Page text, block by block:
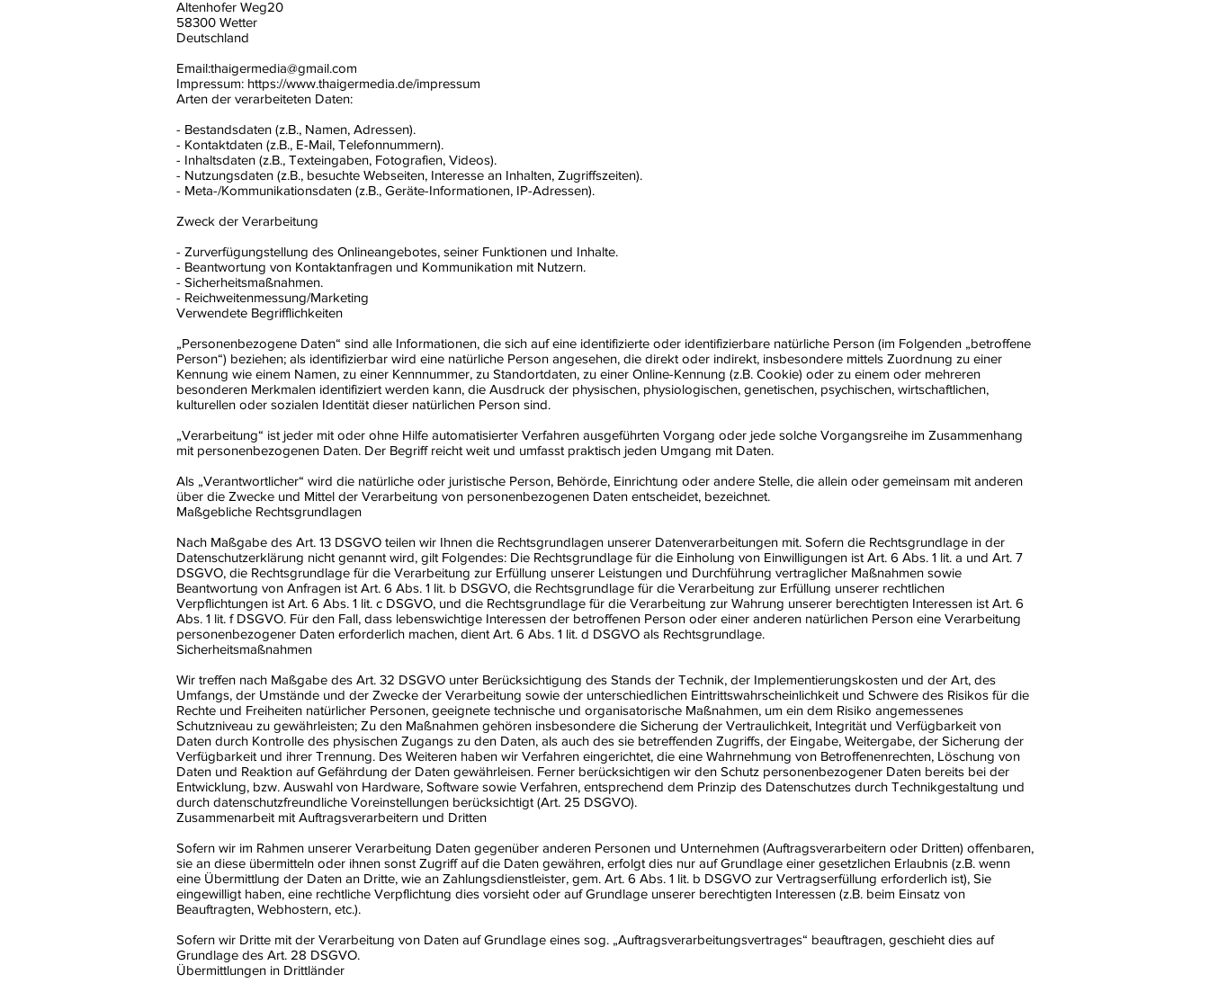
Altenhofer Weg20
58300 Wetter
Deutschland
Email:thaigermedia@gmail.com
Impressum: https://www.thaigermedia.de/impressum
Arten der verarbeiteten Daten:
- Bestandsdaten (z.B., Namen, Adressen).
- Kontaktdaten (z.B., E-Mail, Telefonnummern).
- Inhaltsdaten (z.B., Texteingaben, Fotografien, Videos).
- Nutzungsdaten (z.B., besuchte Webseiten, Interesse an Inhalten, Zugriffszeiten).
- Meta-/Kommunikationsdaten (z.B., Geräte-Informationen, IP-Adressen).
Zweck der Verarbeitung
- Zurverfügungstellung des Onlineangebotes, seiner Funktionen und Inhalte.
- Beantwortung von Kontaktanfragen und Kommunikation mit Nutzern.
- Sicherheitsmaßnahmen.
- Reichweitenmessung/Marketing
Verwendete Begrifflichkeiten
„Personenbezogene Daten“ sind alle Informationen, die sich auf eine identifizierte oder identifizierbare natürliche Person (im Folgenden „betroffene
Person“) beziehen; als identifizierbar wird eine natürliche Person angesehen, die direkt oder indirekt, insbesondere mittels Zuordnung zu einer
Kennung wie einem Namen, zu einer Kennnummer, zu Standortdaten, zu einer Online-Kennung (z.B. Cookie) oder zu einem oder mehreren
besonderen Merkmalen identifiziert werden kann, die Ausdruck der physischen, physiologischen, genetischen, psychischen, wirtschaftlichen,
kulturellen oder sozialen Identität dieser natürlichen Person sind.
„Verarbeitung“ ist jeder mit oder ohne Hilfe automatisierter Verfahren ausgeführten Vorgang oder jede solche Vorgangsreihe im Zusammenhang
mit personenbezogenen Daten. Der Begriff reicht weit und umfasst praktisch jeden Umgang mit Daten.
Als „Verantwortlicher“ wird die natürliche oder juristische Person, Behörde, Einrichtung oder andere Stelle, die allein oder gemeinsam mit anderen
über die Zwecke und Mittel der Verarbeitung von personenbezogenen Daten entscheidet, bezeichnet.
Maßgebliche Rechtsgrundlagen
Nach Maßgabe des Art. 13 DSGVO teilen wir Ihnen die Rechtsgrundlagen unserer Datenverarbeitungen mit. Sofern die Rechtsgrundlage in der
Datenschutzerklärung nicht genannt wird, gilt Folgendes: Die Rechtsgrundlage für die Einholung von Einwilligungen ist Art. 6 Abs. 1 lit. a und Art. 7
DSGVO, die Rechtsgrundlage für die Verarbeitung zur Erfüllung unserer Leistungen und Durchführung vertraglicher Maßnahmen sowie
Beantwortung von Anfragen ist Art. 6 Abs. 1 lit. b DSGVO, die Rechtsgrundlage für die Verarbeitung zur Erfüllung unserer rechtlichen
Verpflichtungen ist Art. 6 Abs. 1 lit. c DSGVO, und die Rechtsgrundlage für die Verarbeitung zur Wahrung unserer berechtigten Interessen ist Art. 6
Abs. 1 lit. f DSGVO. Für den Fall, dass lebenswichtige Interessen der betroffenen Person oder einer anderen natürlichen Person eine Verarbeitung
personenbezogener Daten erforderlich machen, dient Art. 6 Abs. 1 lit. d DSGVO als Rechtsgrundlage.
Sicherheitsmaßnahmen
Wir treffen nach Maßgabe des Art. 32 DSGVO unter Berücksichtigung des Stands der Technik, der Implementierungskosten und der Art, des
Umfangs, der Umstände und der Zwecke der Verarbeitung sowie der unterschiedlichen Eintrittswahrscheinlichkeit und Schwere des Risikos für die
Rechte und Freiheiten natürlicher Personen, geeignete technische und organisatorische Maßnahmen, um ein dem Risiko angemessenes
Schutzniveau zu gewährleisten; Zu den Maßnahmen gehören insbesondere die Sicherung der Vertraulichkeit, Integrität und Verfügbarkeit von
Daten durch Kontrolle des physischen Zugangs zu den Daten, als auch des sie betreffenden Zugriffs, der Eingabe, Weitergabe, der Sicherung der
Verfügbarkeit und ihrer Trennung. Des Weiteren haben wir Verfahren eingerichtet, die eine Wahrnehmung von Betroffenenrechten, Löschung von
Daten und Reaktion auf Gefährdung der Daten gewährleisen. Ferner berücksichtigen wir den Schutz personenbezogener Daten bereits bei der
Entwicklung, bzw. Auswahl von Hardware, Software sowie Verfahren, entsprechend dem Prinzip des Datenschutzes durch Technikgestaltung und
durch datenschutzfreundliche Voreinstellungen berücksichtigt (Art. 25 DSGVO).
Zusammenarbeit mit Auftragsverarbeitern und Dritten
Sofern wir im Rahmen unserer Verarbeitung Daten gegenüber anderen Personen und Unternehmen (Auftragsverarbeitern oder Dritten) offenbaren,
sie an diese übermitteln oder ihnen sonst Zugriff auf die Daten gewähren, erfolgt dies nur auf Grundlage einer gesetzlichen Erlaubnis (z.B. wenn
eine Übermittlung der Daten an Dritte, wie an Zahlungsdienstleister, gem. Art. 6 Abs. 1 lit. b DSGVO zur Vertragserfüllung erforderlich ist), Sie
eingewilligt haben, eine rechtliche Verpflichtung dies vorsieht oder auf Grundlage unserer berechtigten Interessen (z.B. beim Einsatz von
Beauftragten, Webhostern, etc.).
Sofern wir Dritte mit der Verarbeitung von Daten auf Grundlage eines sog. „Auftragsverarbeitungsvertrages“ beauftragen, geschieht dies auf
Grundlage des Art. 28 DSGVO.
Übermittlungen in Drittländer